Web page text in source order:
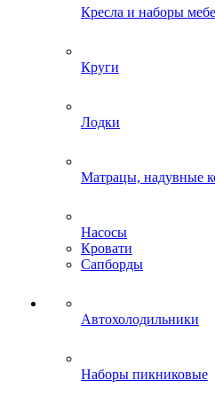
Кресла и наборы
Круги
Лодки
Матрацы, надувные
Насосы
Кровати
Сапборды
Автохолодильники
Наборы пикниковые